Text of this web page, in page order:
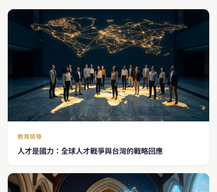
教育領導
人才是國力：全球人才戰爭與台灣的戰略回應